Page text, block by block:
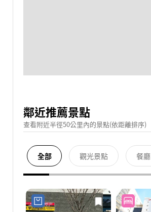
鄰近推薦景點
查看附近半徑50公里內的景點(依距離排序)
全部 觀光景點 餐廳